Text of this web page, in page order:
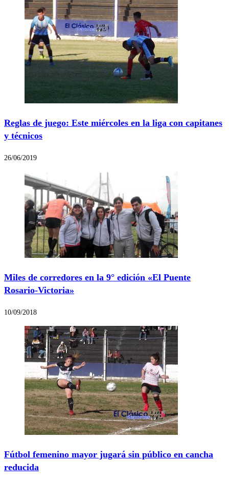
Reglas de juego: Este miércoles en la liga con capitanes
y técnicos
26/06/2019
Miles de corredores en la 9° edición «El Puente
Rosario-Victoria»
10/09/2018
Fútbol femenino mayor jugará sin público en cancha
reducida